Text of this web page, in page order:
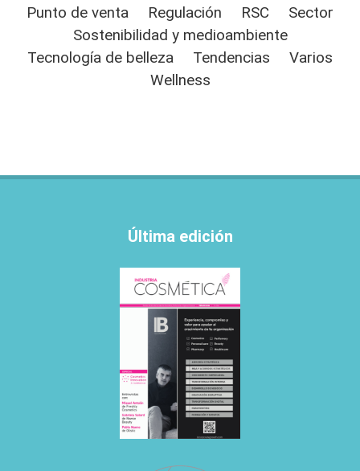
Punto de venta
Regulación RSC
Sector
Sostenibilidad y medioambiente
Tecnología de belleza
Tendencias
Varios
Wellness
Última edición